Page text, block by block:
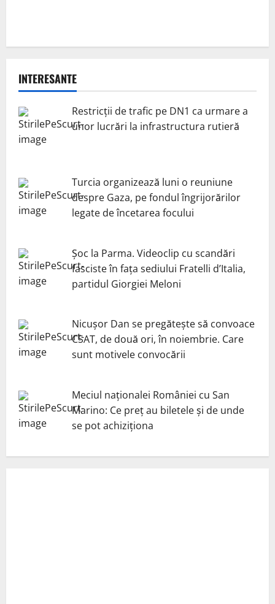
INTERESANTE
Restricții de trafic pe DN1 ca urmare a
unor lucrări la infrastructura rutieră
Turcia organizează luni o reuniune
despre Gaza, pe fondul îngrijorărilor
legate de încetarea focului
Șoc la Parma. Videoclip cu scandări
fasciste în fața sediului Fratelli d’Italia,
partidul Giorgiei Meloni
Nicuşor Dan se pregăteşte să convoace
CSAT, de două ori, în noiembrie. Care
sunt motivele convocării
Meciul naționalei României cu San
Marino: Ce preț au biletele și de unde
se pot achiziționa